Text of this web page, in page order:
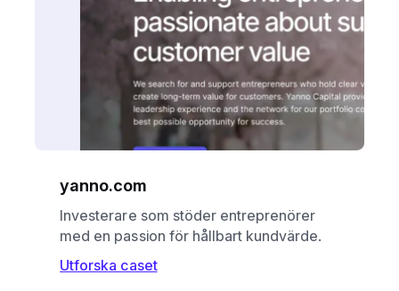
yanno.com
Investerare som stöder entreprenörer
med en passion för hållbart kundvärde.
Utforska caset